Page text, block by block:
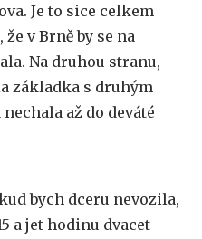
Je to sice celkem
v Brně by se na
Na druhou stranu,
základka s druhým
až do deváté
bych dceru nevozila,
a jet hodinu dvacet